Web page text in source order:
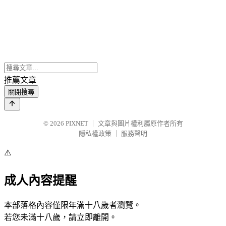
推薦文章
關閉搜尋
© 2026 PIXNET
文章與圖片權利屬原作者所有
隱私權政策
服務聲明
⚠️
成人內容提醒
本部落格內容僅限年滿十八歲者瀏覽。
若您未滿十八歲，請立即離開。